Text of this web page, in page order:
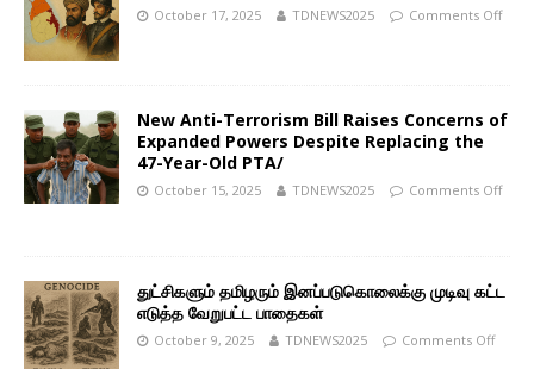
October 17, 2025 TDNEWS2025 Comments Off
New Anti-Terrorism Bill Raises Concerns of
Expanded Powers Despite Replacing the
47-Year-Old PTA/
October 15, 2025 TDNEWS2025 Comments Off
துட்சிகளும் தமிழரும் இனப்படுகொலைக்கு முடிவு கட்ட
எடுத்த வேறுபட்ட பாதைகள்
October 9, 2025 TDNEWS2025 Comments Off